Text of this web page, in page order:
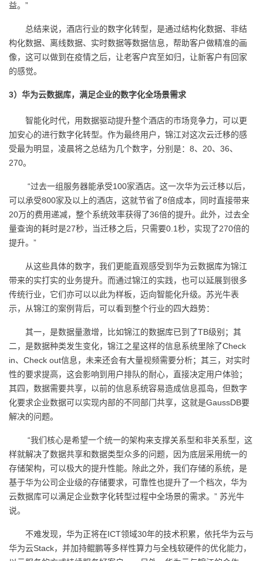
益。”
总结来说，酒店行业的数字化转型，是通过结构化数据、非结
构化数据、离线数据、实时数据等数据信息，帮助客户做精准的画
像，这可以做到在疫情之后，让老客户宾至如归，让新客户有回家
的感觉。
3）华为云数据库，满足企业的数字化全场景需求
智能化时代，用数据驱动提升整个酒店的市场竞争力，可以更
加安心的进行数字化转型。作为最终用户，锦江对这次云迁移的感
受最为明显，凌晨将之总结为几个数字，分别是：8、20、36、
270。
“过去一组服务器能承受100家酒店。这一次华为云迁移以后，
可以承受800家及以上的酒店，这就节省了8倍成本，同时直接带来
20万的费用递减，整个系统效率获得了36倍的提升。此外，过去全
量查询的耗时是27秒，当迁移之后，只需要0.1秒，实现了270倍的
提升。”
从这些具体的数字，我们更能直观感受到华为云数据库为锦江
带来的实打实的业务提升。而通过锦江的实践，也可以延展到很多
传统行业，它们亦可以以此为样板，迈向智能化升级。苏光牛表
示，从锦江的案例背后，可以看到整个行业的四大趋势：
其一，是数据量激增，比如锦江的数据库已到了TB级别；其
二，是数据种类发生变化，锦江之星这样的信息系统里除了Check
in、Check out信息，未来还会有大量视频需要分析；其三，对实时
性的要求提高，这会影响到用户排队的耐心，直接决定用户体验；
其四，数据需要共享，以前的信息系统容易造成信息孤岛，但数字
化要求企业数据可以实现内部的不同部门共享，这就是GaussDB要
解决的问题。
“我们核心是希望一个统一的架构来支撑关系型和非关系型，这
样就解决了数据共享和数据类型众多的问题，因为底层采用统一的
存储架构，可以极大的提升性能。除此之外，我们存储的系统，是
基于华为公司企业级的存储要求，可靠性也提升了一个档次，华为
云数据库可以满足企业数字化转型过程中全场景的需求。” 苏光牛
说。
不难发现，华为正将在ICT领域30年的技术积累，依托华为云与
华为云Stack，并加持鲲鹏等多样性算力与全栈软硬件的优化能力，